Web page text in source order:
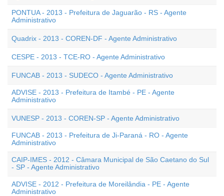
PONTUA - 2013 - Prefeitura de Jaguarão - RS - Agente
Administrativo
Quadrix - 2013 - COREN-DF - Agente Administrativo
CESPE - 2013 - TCE-RO - Agente Administrativo
FUNCAB - 2013 - SUDECO - Agente Administrativo
ADVISE - 2013 - Prefeitura de Itambé - PE - Agente
Administrativo
VUNESP - 2013 - COREN-SP - Agente Administrativo
FUNCAB - 2013 - Prefeitura de Ji-Paraná - RO - Agente
Administrativo
CAIP-IMES - 2012 - Câmara Municipal de São Caetano do Sul
- SP - Agente Administrativo
ADVISE - 2012 - Prefeitura de Moreilândia - PE - Agente
Administrativo